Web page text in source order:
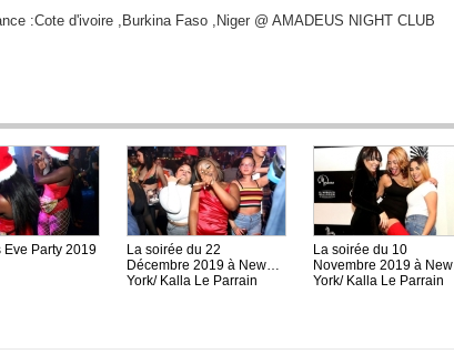
:Cote d'ivoire ,Burkina Faso ,Niger @ AMADEUS NIGHT CLUB
Eve Party 2019
La soirée du 22
Décembre 2019 à New
York/ Kalla Le Parrain
La soirée du 10
Novembre 2019 à New
York/ Kalla Le Parrain